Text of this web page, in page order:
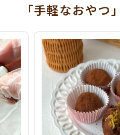
「手軽なおやつ」